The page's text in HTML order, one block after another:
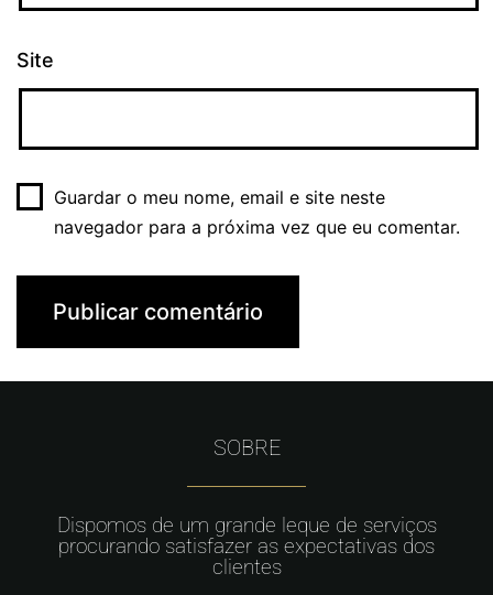
Site
Guardar o meu nome, email e site neste
navegador para a próxima vez que eu comentar.
SOBRE
Dispomos de um grande leque de serviços
procurando satisfazer as expectativas dos
clientes